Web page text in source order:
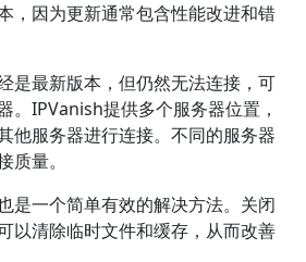
，因为更新通常包含性能改进和错
是最新版本，但仍然无法连接，可
。IPVanish提供多个服务器位置，
他服务器进行连接。不同的服务器
质量。
是一个简单有效的解决方法。关闭
以清除临时文件和缓存，从而改善